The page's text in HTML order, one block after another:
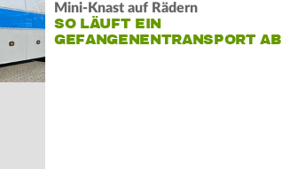
Mini-Knast auf Rädern
SO LÄUFT EIN
GEFANGENENTRANSPORT AB